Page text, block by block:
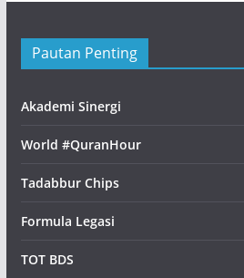
Pautan Penting
Akademi Sinergi
World #QuranHour
Tadabbur Chips
Formula Legasi
TOT BDS